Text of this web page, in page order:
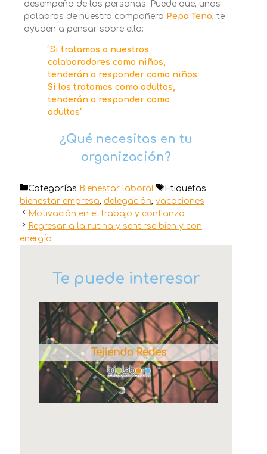
desempeño de las personas. Puede que, unas
palabras de nuestra compañera Pepa Teno, te
ayuden a pensar sobre ello:
“Si tratamos a nuestros
colaboradores como niños,
tenderán a responder como niños.
Si los tratamos como adultos
tenderán a responder como
adultos”.
¿Qué necesitas en tu
organización?
Categorías Bienestar laboral
Etiquetas
bienestar empresa, delegación, vacaciones
Motivación en el trabajo y confianza
Regresar a la rutina y sentirse bien y con
energía
Te puede interesar